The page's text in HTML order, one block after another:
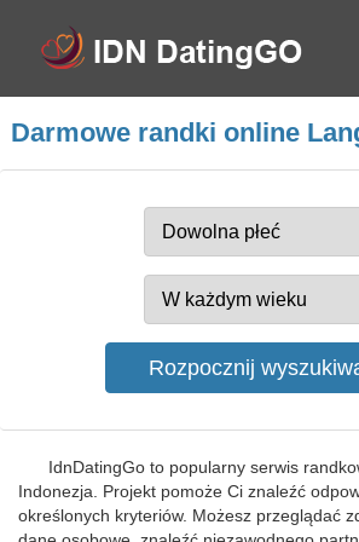
Darmowe randki online
IdnDatingGo to popularny serwis
Indonezja. Projekt pomoże Ci znaleźć
określonych kryteriów. Możesz przeglądać